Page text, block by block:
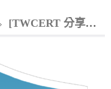
[TWCERT 分享資安情資]_WordPress擴充程式與網頁主題存在6個安全漏洞